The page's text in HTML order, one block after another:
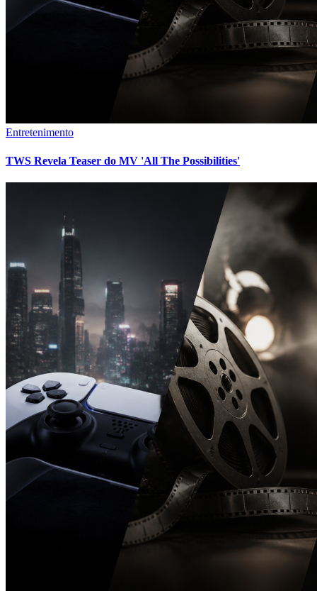
Entretenimento
TWS Revela Teaser do MV 'All The Possibilities'